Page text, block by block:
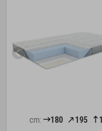
cm: 180 195